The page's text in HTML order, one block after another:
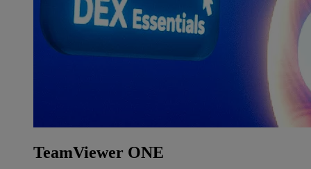
TeamViewer ONE